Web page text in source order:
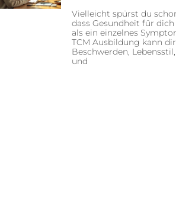
Vielleicht spürst du
dass Gesundheit für
als ein einzelnes
TCM Ausbildung kann
Beschwerden,
und